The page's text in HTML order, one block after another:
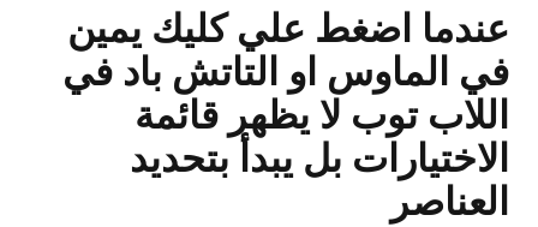
عندما اضغط علي كليك يمين
في الماوس او التاتش باد في
اللاب توب لا يظهر قائمة
الاختيارات بل يبدأ بتحديد
العناصر